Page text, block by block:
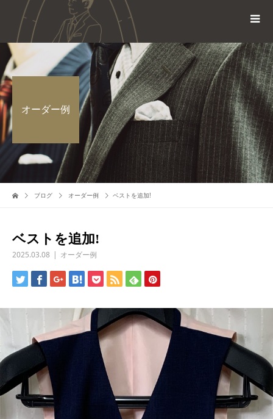
オーダー例
ブログ オーダー例 ベストを追加!
ベストを追加!
2025.03.08 オーダー例